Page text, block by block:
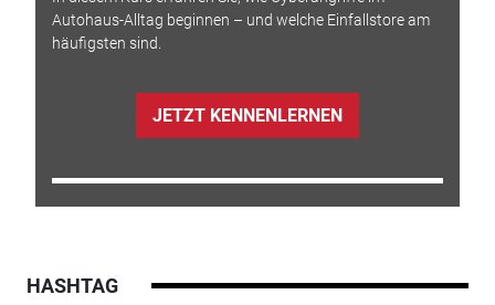
Autohaus-Alltag beginnen – und welche Einfallstore am
häufigsten sind.
JETZT KENNENLERNEN
HASHTAG